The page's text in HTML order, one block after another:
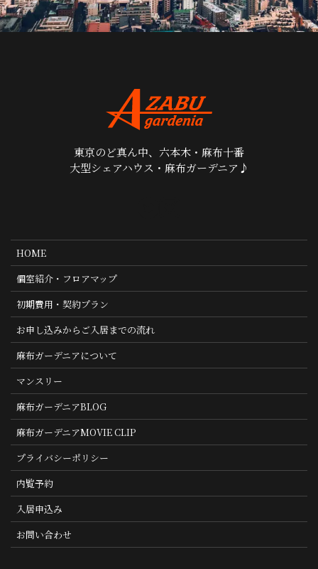
東京のど真ん中、六本木・麻布十番
大型シェアハウス・麻布ガーデニア♪
HOME
個室紹介・フロアマップ
初期費用・契約プラン
お申し込みからご入居までの流れ
麻布ガーデニアについて
マンスリー
麻布ガーデニアBLOG
麻布ガーデニアMOVIE CLIP
プライバシーポリシー
内覧予約
入居申込み
お問い合わせ